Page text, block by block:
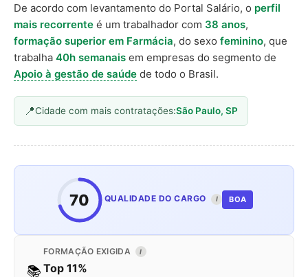
De acordo com levantamento do Portal Salário, o perfil
mais recorrente é um trabalhador com 38 anos,
formação superior em Farmácia, do sexo feminino, que
trabalha 40h semanais em empresas do segmento de
Apoio à gestão de saúde de todo o Brasil.
Cidade com mais contratações:São Paulo, SP
70 QUALIDADE DO CARGO I BOA
📚
FORMAÇÃO EXIGIDA I
Top 11%